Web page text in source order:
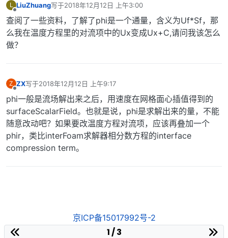
L
离线
LiuZhuang写于2018年12月12日 上午3:00
最后由 编辑
查阅了一些资料，了解了phi是一个通量，含义为Uf*Sf，那
么我在温度方程里的对流项中的Ux变成Ux+C,请问我该怎么
做？
Z ZX写于2018年12月12日 上午9:17
最后由 编辑
phi一般是流场解出来之后，用速度在网格面心插值得到的
surfaceScalarField。也就是说，phi是求解出来的量，不能
随意改动吧？如果要改温度方程对流项，应该再叠加一个
phir，类比interFoam求解器相分数方程的interface
compression term。
京ICP备15017992号-2
1 / 3